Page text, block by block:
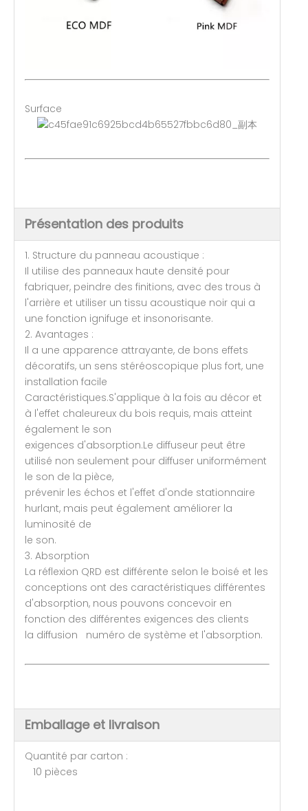
Surface
Présentation des produits
1. Structure du panneau acoustique :
Il utilise des panneaux haute densité pour
fabriquer, peindre des finitions, avec des trous à
l'arrière et utiliser un tissu acoustique noir qui a
une fonction ignifuge et insonorisante.
2. Avantages :
Il a une apparence attrayante, de bons effets
décoratifs, un sens stéréoscopique plus fort, une
installation facile
Caractéristiques.S'applique à la fois au décor et
à l'effet chaleureux du bois requis, mais atteint
également le son
exigences d'absorption.Le diffuseur peut être
utilisé non seulement pour diffuser uniformément
le son de la pièce,
prévenir les échos et l'effet d'onde stationnaire
hurlant, mais peut également améliorer la
luminosité de
le son.
3. Absorption
La réflexion QRD est différente selon le boisé et les
conceptions ont des caractéristiques différentes
d'absorption, nous pouvons concevoir en
fonction des différentes exigences des clients
la diffusion numéro de système et l'absorption.
Emballage et livraison
Quantité par carton :
10 pièces